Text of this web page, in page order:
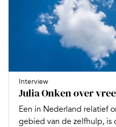
Interview
Julia Onken over
Een in Nederland relatief
gebied van de zelfhulp, is